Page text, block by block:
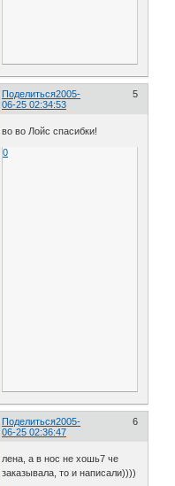
Поделиться 5
2005-
06-25 02:34:53
во во Лойс спасибки!
0
Поделиться 6
2005-
06-25 02:36:47
лена, а в нос не хошь7 че
заказывала, то и написали))))